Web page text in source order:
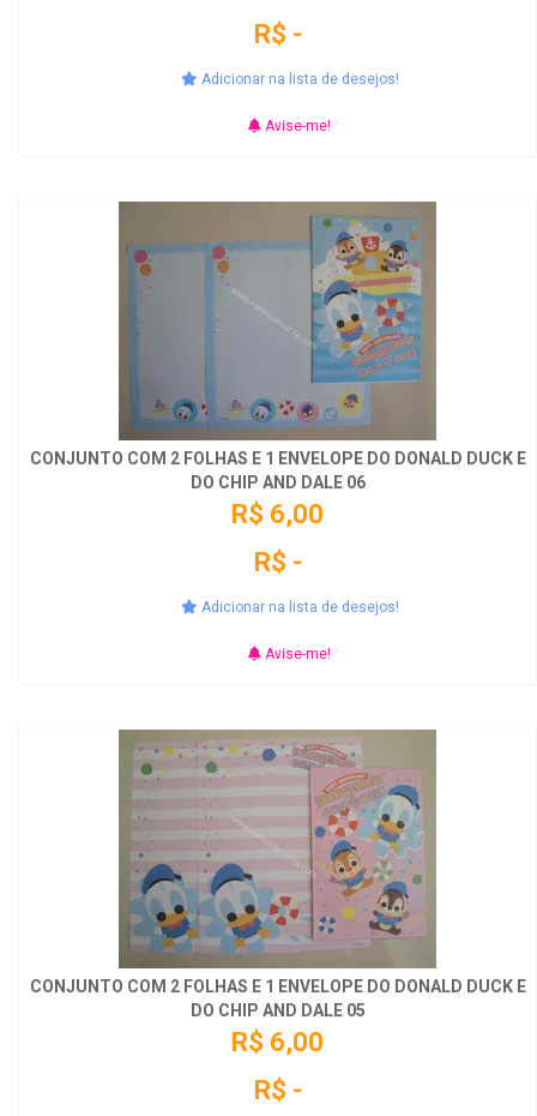
R$ -
Adicionar na lista de desejos!
Avise-me!
CONJUNTO COM 2 FOLHAS E 1 ENVELOPE DO DONALD DUCK E
DO CHIP AND DALE 06
R$ 6,00
R$ -
Adicionar na lista de desejos!
Avise-me!
CONJUNTO COM 2 FOLHAS E 1 ENVELOPE DO DONALD DUCK E
DO CHIP AND DALE 05
R$ 6,00
R$ -